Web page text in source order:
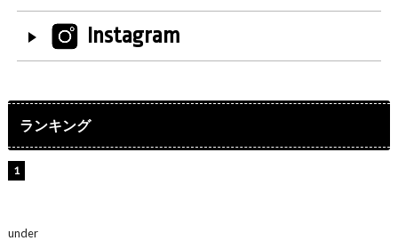
Instagram
ランキング
under